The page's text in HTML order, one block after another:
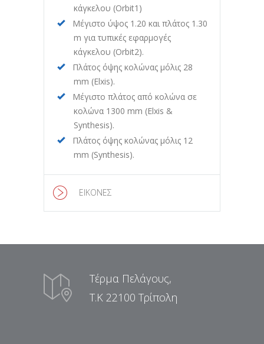
κάγκελου (Orbit1)
Μέγιστο ύψος 1.20 και πλάτος 1.30
m για τυπικές εφαρμογές
κάγκελου (Orbit2).
Πλάτος όψης κολώνας μόλις 28
mm (Elxis).
Μέγιστο πλάτος από κολώνα σε
κολώνα 1300 mm (Elxis &
Synthesis).
Πλάτος όψης κολώνας μόλις 12
mm (Synthesis).
ΕΙΚΟΝΕΣ
Τέρμα Πελάγους,
Τ.Κ 22100 Τρίπολη